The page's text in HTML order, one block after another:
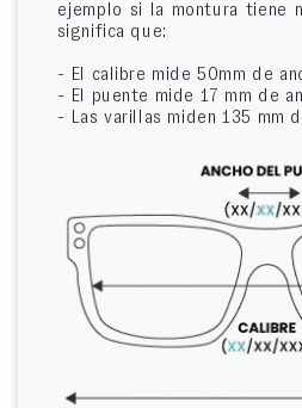
ejemplo si la montura tiene
significa que:
- El calibre mide 50mm de
- El puente mide 17 mm de
- Las varillas miden 135 mm